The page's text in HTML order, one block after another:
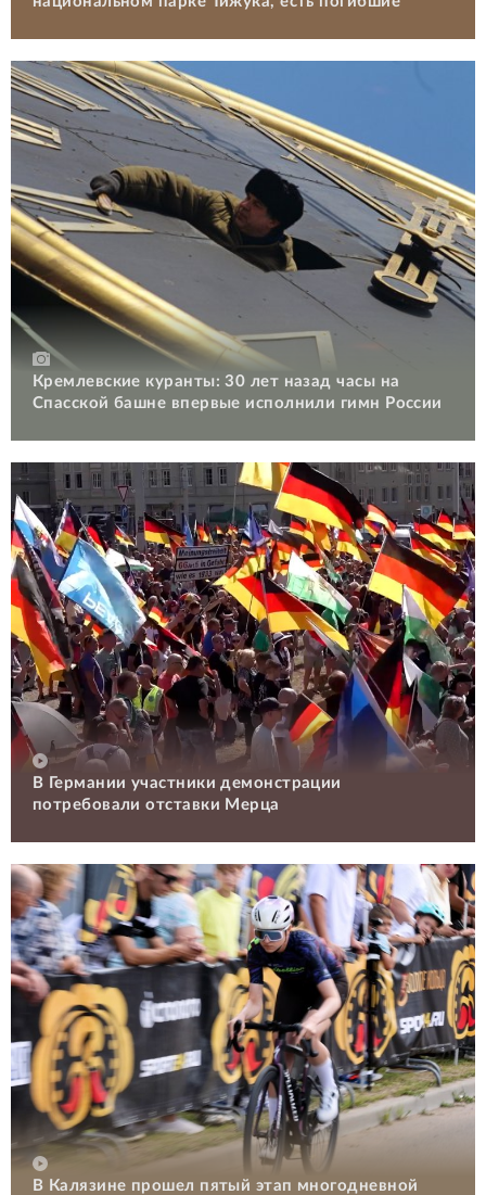
Кремлевские куранты: 30 лет назад часы на
Спасской башне впервые исполнили гимн России
В Германии участники демонстрации
потребовали отставки Мерца
В Калязине прошел пятый этап многодневной